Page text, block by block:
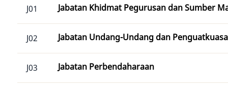
J01 Jabatan Khidmat Pegurusan dan Sumber
J02 Jabatan Undang-Undang dan
J03 Jabatan Perbendaharaan